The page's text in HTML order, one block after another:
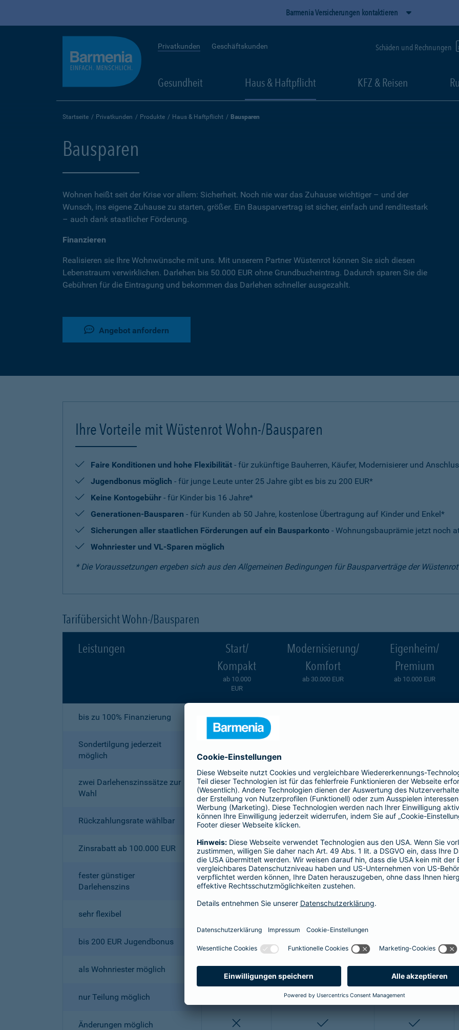
Barmenia Versicherungen kontaktieren
Privatkunden Geschäftskunden Schäden und Rechnungen
Gesundheit Haus & Haftpflicht KFZ & Reisen
Startseite Privatkunden Produkte Haus & Haftpflicht Bausparen
Bausparen
Wohnen heißt seit der Krise vor allem: Sicherheit. Noch nie war das Zuhause wichtiger – und der
Wunsch, ins eigene Zuhause zu starten, größer. Ein Bausparvertrag ist sicher, einfach und renditestark
– auch dank staatlicher Förderung.
Finanzieren
Realisieren sie Ihre Wohnwünsche mit uns. Mit unserem Partner Wüstenrot können Sie sich diesen
Lebenstraum verwirklichen. Darlehen bis 50.000 EUR ohne Grundbucheintrag. Dadurch sparen Sie die
Gebühren für die Eintragung und bekommen das Darlehen schneller ausgezahlt.
Angebot anfordern
Ihre Vorteile mit Wüstenrot Wohn-/Bausparen
Faire Konditionen und hohe Flexibilität - für zukünftige Bauherren, Käufer, Modernisierer und
Jugendbonus möglich - für junge Leute unter 25 Jahre gibt es bis zu 200 EUR*
Keine Kontogebühr - für Kinder bis 16 Jahre*
Generationen-Bausparen - für Kunden ab 50 Jahre, kostenlose Übertragung auf Kinder und Enkel*
Sicherungen aller staatlichen Förderungen auf ein Bausparkonto - Wohnungsbauprämie jetzt noch
Wohnriester und VL-Sparen möglich
* Die Voraussetzungen ergeben sich aus den Allgemeinen Bedingungen für Bausparverträge der
Tarifübersicht Wohn-/Bausparen
Leistungen
Start/
Kompakt
ab 10.000
EUR
Modernisierung/
Komfort
ab 30.000 EUR
Eigenheim/
Premium
ab 10.000 EUR
bis zu 100% Finanzierung enthalten
Sondertilgung jederzeit
möglich
zwei Darlehenszinssätze zur
Wahl
nicht enthalten enthalten enthalten
Rückzahlungsrate wählbar nicht enthalten nicht enthalten enthalten
Zinsrabatt ab 100.000 EUR nicht enthalten nicht enthalten enthalten
fester günstiger
Darlehenszins
enthalten enthalten enthalten
sehr flexibel
bis 200 EUR Jugendbonus
als Wohnriester möglich nicht enthalten nicht enthalten enthalten
nur Teilung möglich nicht enthalten
Änderungen möglich enthalten enthalten